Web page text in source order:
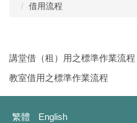
環境保護組
借用流程
講堂借（租）用之標準作業流程
教室借用之標準作業流程
繁體 English